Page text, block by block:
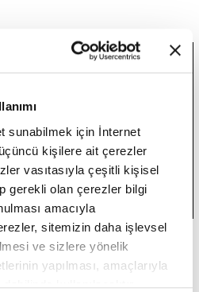
sunabilmek için İnternet
kişilere ait çerezler
vasıtasıyla çeşitli kişisel
gerekli olan çerezler bilgi
amacıyla
sitemizin daha işlevsel
ve sizlere yönelik
yapılması, amaçlarıyla
dahilinde kullanılacaktır.
ve alçak gönüllüdür.
vardır. Hazır cevaptır,
hırsızlığı ve tembelliği